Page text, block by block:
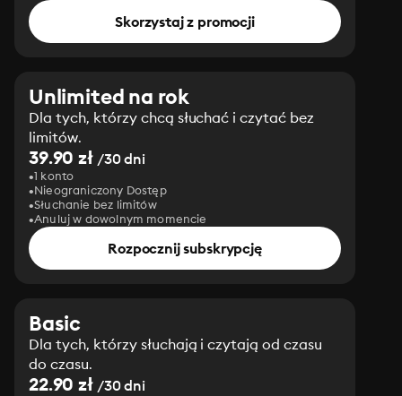
Skorzystaj z promocji
Unlimited na rok
Dla tych, którzy chcą słuchać i czytać bez
limitów.
39.90 zł/30 dni
1 konto
Nieograniczony Dostęp
Słuchanie bez limitów
Anuluj w dowolnym momencie
Rozpocznij subskrypcję
Basic
Dla tych, którzy słuchają i czytają od czasu
do czasu.
22.90 zł/30 dni